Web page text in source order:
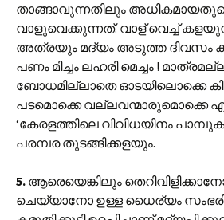
താങ്ങാവുന്നതിലും
വാളുവെക്കുന്നത്. വാള് വെച്ച്
അത്രയും മദ്യം അടുത്ത ദിവസം
പണം മിച്ചം ലഹരി മെച്ചം !
ബോധമില്ലാതെ ഓടയിലൊക്കെ
പടമൊക്കെ വല്ലവന്മാരുമൊക്കെ
‘കേരളത്തിലെ വിവിധയിനം
പരമ്പര തുടങ്ങിക്കളയും.
5. ആരെയെങ്കിലും
ചെയ്യാനോ ഉള്ള ധൈര്യം